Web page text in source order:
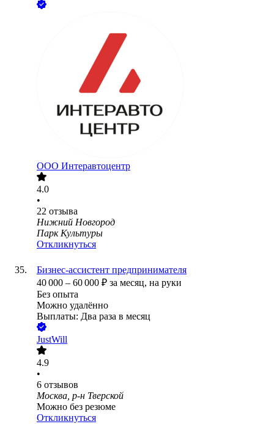
ООО Интеравтоцентр
4.0
•
22 отзыва
Нижний Новгород
Парк Культуры
Откликнуться
Бизнес-ассистент предпринимателя
40 000 – 60 000 ₽ за месяц, на руки
Без опыта
Можно удалённо
Выплаты: Два раза в месяц
JustWill
4.9
•
6 отзывов
Москва, р-н Тверской
Можно без резюме
Откликнуться